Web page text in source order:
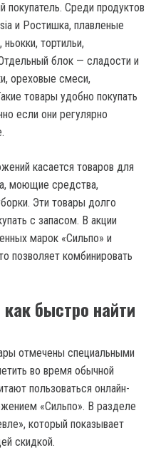
Среди продуктов
и Ростишка, плавленые
тортильи,
блок — сладости и
ореховые смеси,
товары удобно покупать
если они регулярно
касается товаров для
моющие средства,
Эти товары долго
с запасом. В акции
марок «Сильпо» и
позволяет комбинировать
быстро найти
отмечены специальными
во время обычной
пользоваться онлайн-
«Сильпо». В разделе
который показывает
скидкой.